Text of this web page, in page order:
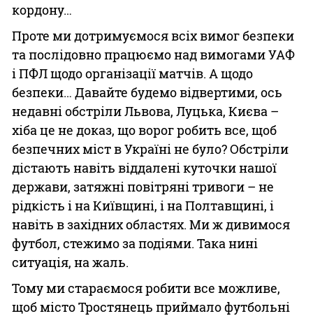
кордону…
Проте ми дотримуємося всіх вимог безпеки
та послідовно працюємо над вимогами УАФ
і ПФЛ щодо організації матчів. А щодо
безпеки… Давайте будемо відвертими, ось
недавні обстріли Львова, Луцька, Києва –
хіба це не доказ, що ворог робить все, щоб
безпечних міст в Україні не було? Обстріли
дістають навіть віддалені куточки нашої
держави, затяжні повітряні тривоги – не
рідкість і на Київщині, і на Полтавщині, і
навіть в західних областях. Ми ж дивимося
футбол, стежимо за подіями. Така нині
ситуація, на жаль.
Тому ми стараємося робити все можливе,
щоб місто Тростянець приймало футбольні